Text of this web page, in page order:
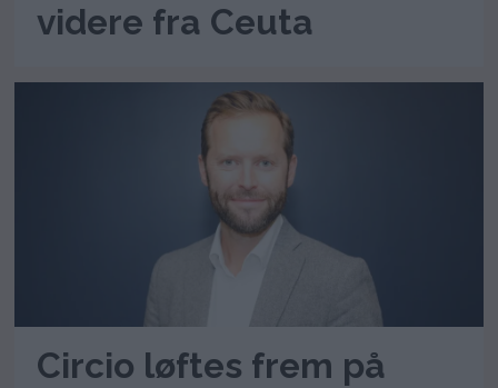
videre fra Ceuta
Circio løftes frem på